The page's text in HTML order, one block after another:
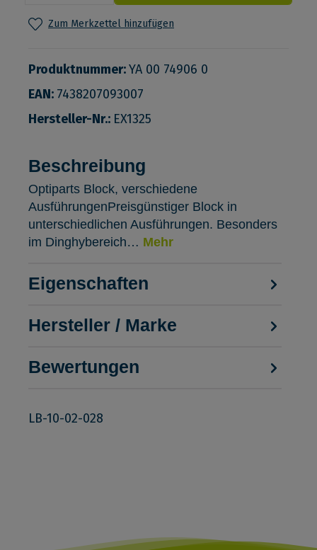
Zum Merkzettel hinzufügen
Produktnummer:YA 00 74906 0
EAN: 7438207093007
Hersteller-Nr.: EX1325
Beschreibung
Optiparts Block, verschiedene
AusführungenPreisgünstiger Block in
unterschiedlichen Ausführungen. Besonders
im Dinghybereich… Mehr
Eigenschaften
Hersteller / Marke
Bewertungen
LB-10-02-028